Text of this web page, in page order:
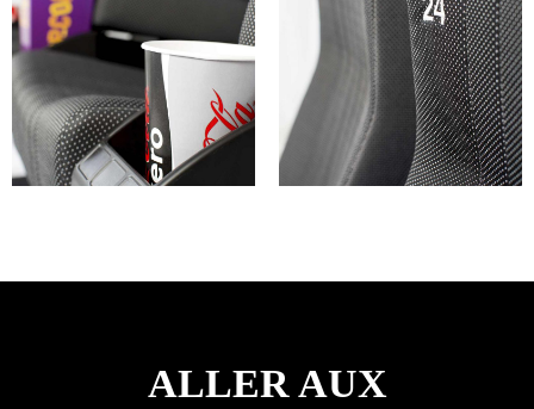
ALLER AUX